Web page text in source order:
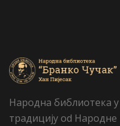
Народна библиотека
традицију od